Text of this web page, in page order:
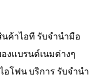
ค้าไอที รับจำนำมือ
งแบรนด์เนมต่างๆ
โฟน บริการ รับจำนำ